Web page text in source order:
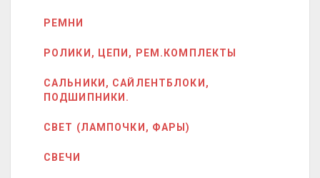
РЕМНИ
РОЛИКИ, ЦЕПИ, РЕМ.КОМПЛЕКТЫ
САЛЬНИКИ, САЙЛЕНТБЛОКИ,
ПОДШИПНИКИ.
СВЕТ (ЛАМПОЧКИ, ФАРЫ)
СВЕЧИ